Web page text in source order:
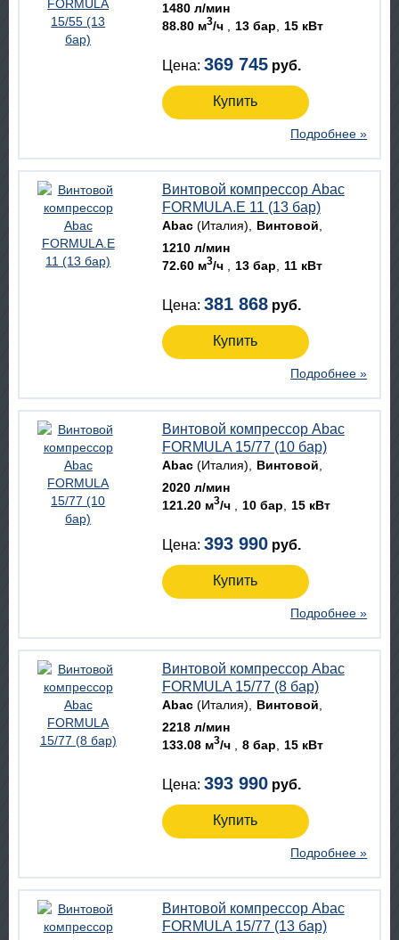
1480 л/мин
88.80 м3/ч 13 бар 15 кВт
Цена: 369 745 руб.
Купить
Подробнее »
Винтовой компрессор Abac
FORMULA.E 11 (13 бар)
Abac(Италия)
Винтовой
1210 л/мин
72.60 м3/ч 13 бар 11 кВт
Цена: 381 868 руб.
Купить
Подробнее »
Винтовой компрессор Abac
FORMULA 15/77 (10 бар)
Abac(Италия)
Винтовой
2020 л/мин
121.20 м3/ч 10 бар 15 кВт
Цена: 393 990 руб.
Купить
Подробнее »
Винтовой компрессор Abac
FORMULA 15/77 (8 бар)
Abac(Италия)
Винтовой
2218 л/мин
133.08 м3/ч 8 бар 15 кВт
Цена: 393 990 руб.
Купить
Подробнее »
Винтовой компрессор Abac
FORMULA 15/77 (13 бар)